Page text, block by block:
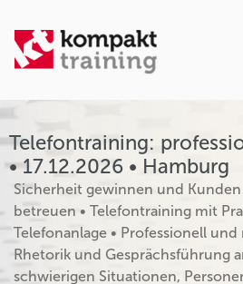
Telefontraining:
• 17.12.2026 • Hamburg
Sicherheit gewinnen und
betreuen • Telefontraining mit
Telefonanlage • Professionell
Rhetorik und Gesprächsführung
schwierigen Situationen,